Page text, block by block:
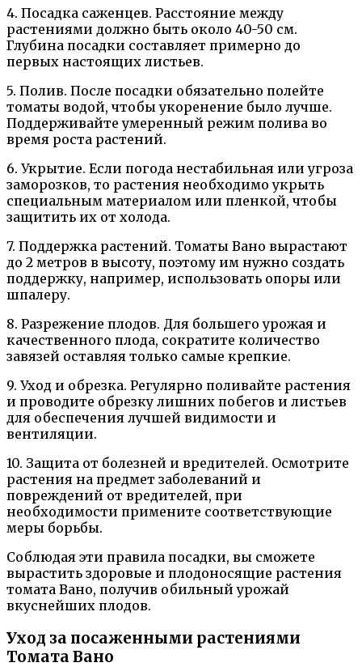
4. Посадка саженцев. Расстояние между
растениями должно быть около 40-50 см.
Глубина посадки составляет примерно до
первых настоящих листьев.
5. Полив. После посадки обязательно полейте
томаты водой, чтобы укоренение было лучше.
Поддерживайте умеренный режим полива во
время роста растений.
6. Укрытие. Если погода нестабильная или угроза
заморозков, то растения необходимо укрыть
специальным материалом или пленкой, чтобы
защитить их от холода.
7. Поддержка растений. Томаты Вано вырастают
до 2 метров в высоту, поэтому им нужно создать
поддержку, например, использовать опоры или
шпалеру.
8. Разрежение плодов. Для большего урожая и
качественного плода, сократите количество
завязей оставляя только самые крепкие.
9. Уход и обрезка. Регулярно поливайте растения
и проводите обрезку лишних побегов и листьев
для обеспечения лучшей видимости и
вентиляции.
10. Защита от болезней и вредителей. Осмотрите
растения на предмет заболеваний и
повреждений от вредителей, при
необходимости примените соответствующие
меры борьбы.
Соблюдая эти правила посадки, вы сможете
вырастить здоровые и плодоносящие растения
томата Вано, получив обильный урожай
вкуснейших плодов.
Уход за посаженными растениями
Томата Вано